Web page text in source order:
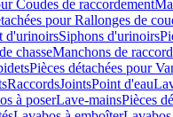
Coudes de raccordement
pour Rallonges de
d'urinoirsSiphons d'urinoirs
chasseManchons de
Pièces détachées pour
RaccordsJointsPoint d'eau
à poserLave-mainsPièces